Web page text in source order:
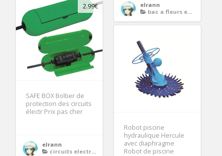
elrann
bac a fleurs en bois
2.99€
SAFE BOX Boîtier de
protection des circuits
électr Prix pas cher
elrann
circuits electriques
Robot piscine
hydraulique Hercule
avec diaphragme
Robot de piscine